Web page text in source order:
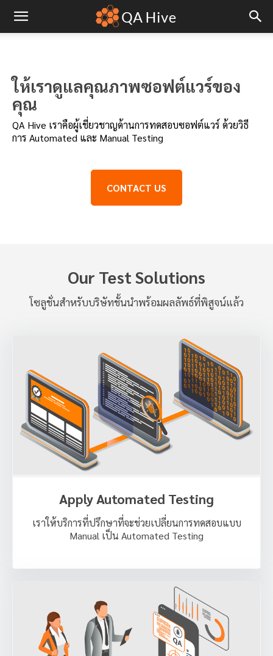
ให้เราดูแลคุณภาพซอฟต์แวร์ของ
คุณ
QA Hive เราคือผู้เชี่ยวชาญด้านการทดสอบซอฟต์แวร์ ด้วยวิธี
การ Automated และ Manual Testing
CONTACT US
Our Test Solutions
โซลูชั่นสำหรับบริษัทชั้นนำพร้อมผลลัพธ์ที่พิสูจน์แล้ว
Apply Automated Testing
เราให้บริการที่ปรึกษาที่จะช่วยเปลี่ยนการทดสอบแบบ
Manual เป็น Automated Testing